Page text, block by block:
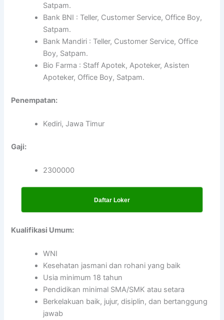
Satpam.
Bank BNI : Teller, Customer Service, Office Boy,
Satpam.
Bank Mandiri : Teller, Customer Service, Office
Boy, Satpam.
Bio Farma : Staff Apotek, Apoteker, Asisten
Apoteker, Office Boy, Satpam.
Penempatan:
Kediri, Jawa Timur
Gaji:
2300000
Daftar Loker
Kualifikasi Umum:
WNI
Kesehatan jasmani dan rohani yang baik
Usia minimum 18 tahun
Pendidikan minimal SMA/SMK atau setara
Berkelakuan baik, jujur, disiplin, dan bertanggung
jawab